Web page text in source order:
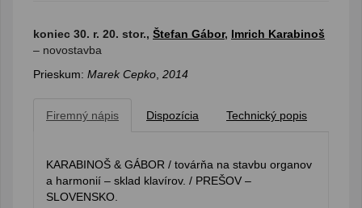
koniec 30. r. 20. stor., Štefan Gábor, Imrich Karabinoš
– novostavba
Prieskum: Marek Cepko 2014
Firemný nápis Dispozícia Technický popis
KARABINOŠ & GÁBOR / továrňa na stavbu organov
a harmonií – sklad klavírov. / PREŠOV –
SLOVENSKO.